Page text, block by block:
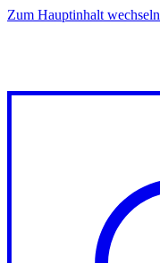
Zum Hauptinhalt wechseln